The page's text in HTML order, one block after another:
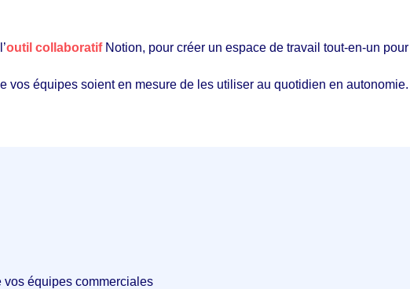
outil collaboratifNotion, pour créer un espace de travail tout-en-un
vos équipes soient en mesure de les utiliser au quotidien en autonomie.
vos équipes commerciales